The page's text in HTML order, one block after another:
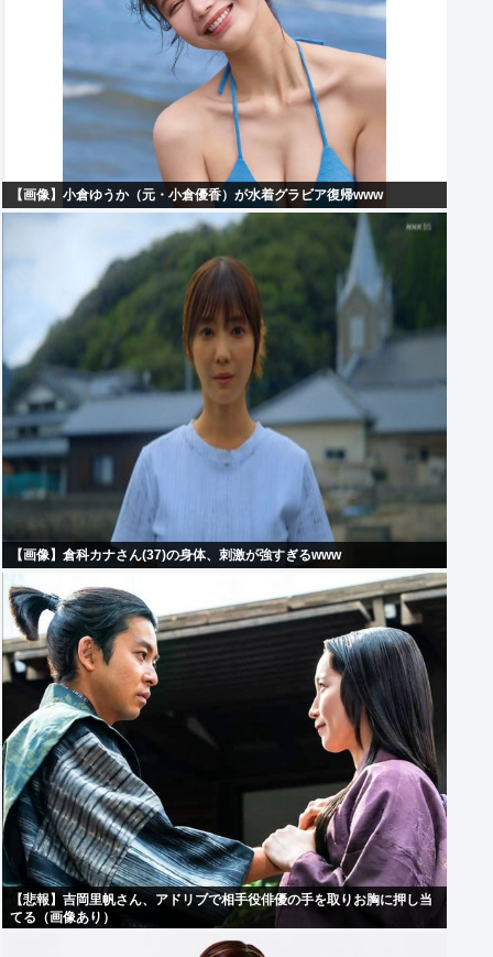
【画像】小倉ゆうか（元・小倉優香）が水着グラビア復帰www
【画像】倉科カナさん(37)の身体、刺激が強すぎるwww
【悲報】吉岡里帆さん、アドリブで相手役俳優の手を取りお胸に押し当
てる（画像あり）